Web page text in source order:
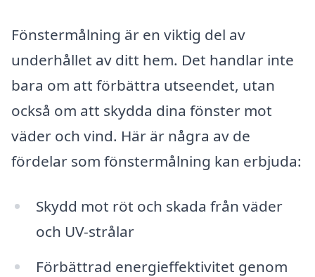
Fönstermålning är en viktig del av
underhållet av ditt hem. Det handlar inte
bara om att förbättra utseendet, utan
också om att skydda dina fönster mot
väder och vind. Här är några av de
fördelar som fönstermålning kan erbjuda:
Skydd mot röt och skada från väder
och UV-strålar
Förbättrad energieffektivitet genom